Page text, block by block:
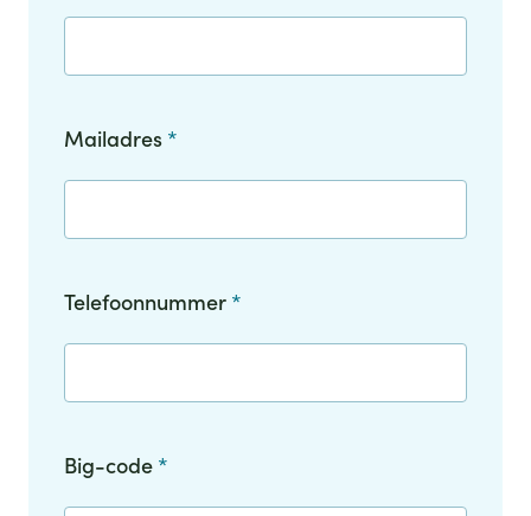
Mailadres *
Telefoonnummer *
Big-code *